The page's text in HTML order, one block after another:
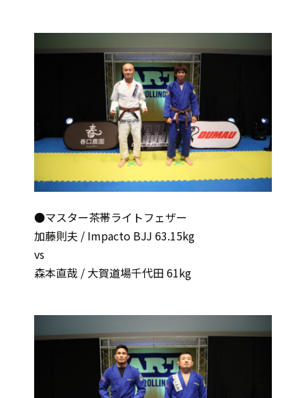
●マスター茶帯ライトフェザー
加藤則夫 / Impacto BJJ 63.15kg
vs
森本直哉 / 大賀道場千代田 61kg